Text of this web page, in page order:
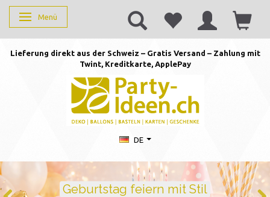
Anzeige ändern
Menü
Lieferung direkt aus der Schweiz – Gratis Versand – Zahlung mit
Twint, Kreditkarte, ApplePay
DE
Duftkerzen mit Zahlen –
persönlich schenken von 1 bis